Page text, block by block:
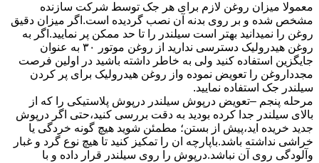
معمولا میزان روغن لازم برای هر جک توسط شرکت سازنده
مشخص شده و بر روی بدنه آن نصب گردیده است.اگر میزان دقیق
روغن را نمیدانید بهتر است سیلندر را تا حد ممکن پر نمایید.اگر به
روغن هیدرولیک دسترسی ندارید از روغن موتور ۳۰ به عنوان
جایگزین استفاده کنید ولی به خاطر داشته باشید در اولین فرصت
مجدداروغن را تعویض نموده واز روغن هیدرولیک برای پر کردن
سیلندر جک استفاده نمایید.
مرحله پنجم –تعویض درپوش سیلندر درپوش پلاستیکی را که از
بالای سیلندر جدا کرده بودید به دقت بررسی کنید،حتی اگر درپوش
جدید خریده اید،پیش از بستن؛ مطمئن شوید هیچ گونه خردگی یا
خراشی نداشته باشد.باپارچه ان را تمکیز کنید تا هیچ نوع گرد و غبار
وآلودگی روی آن نباشد.درپوش را روی سیلندر قرار داده و با